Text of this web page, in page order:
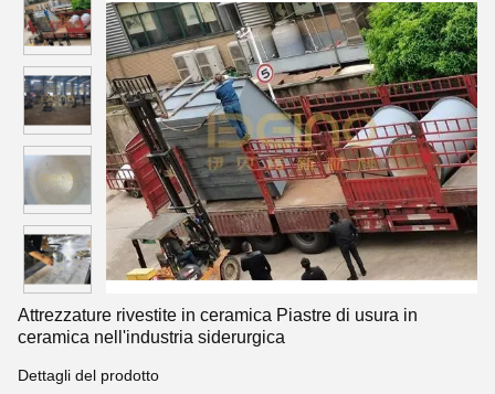
Attrezzature rivestite in ceramica Piastre di usura in
ceramica nell'industria siderurgica
Dettagli del prodotto